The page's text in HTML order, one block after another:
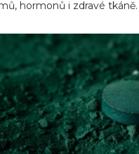
hormonů i zdravé tkáně.